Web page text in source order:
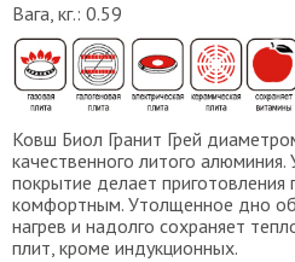
Вага, кг.: 0.59
Ковш Биол Гранит Грей
качественного литого алюминия.
покрытие делает
комфортным. Утолщенное дно
нагрев и надолго сохраняет
плит, кроме индукционных.